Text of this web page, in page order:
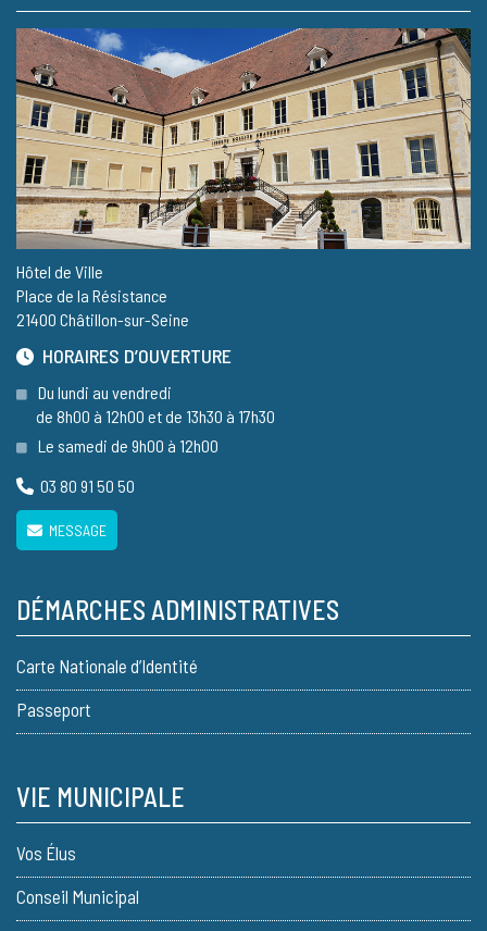
Hôtel de Ville
Place de la Résistance
21400 Châtillon-sur-Seine
HORAIRES D’OUVERTURE
Du lundi au vendredi
de 8h00 à 12h00 et de 13h30 à 17h30
Le samedi de 9h00 à 12h00
03 80 91 50 50
MESSAGE
DÉMARCHES ADMINISTRATIVES
Carte Nationale d’Identité
Passeport
VIE MUNICIPALE
Vos Élus
Conseil Municipal